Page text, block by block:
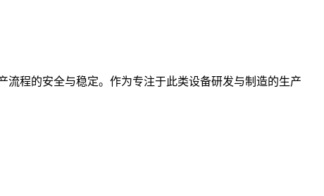
程的安全与稳定。作为专注于此类设备研发与制造的生产